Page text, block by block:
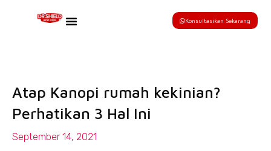
Konsultasikan Sekarang
Atap Kanopi rumah kekinian?
Perhatikan 3 Hal Ini
September 14, 2021